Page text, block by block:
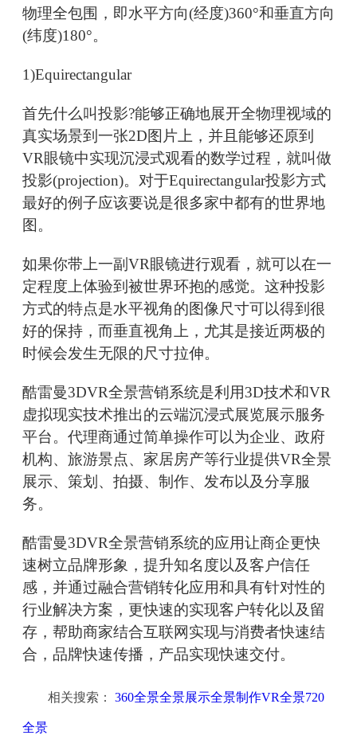
物理全包围，即水平方向(经度)360°和垂直方向
(纬度)180°。
1)Equirectangular
首先什么叫投影?能够正确地展开全物理视域的
真实场景到一张2D图片上，并且能够还原到
VR眼镜中实现沉浸式观看的数学过程，就叫做
投影(projection)。对于Equirectangular投影方式
最好的例子应该要说是很多家中都有的世界地
图。
如果你带上一副VR眼镜进行观看，就可以在一
定程度上体验到被世界环抱的感觉。这种投影
方式的特点是水平视角的图像尺寸可以得到很
好的保持，而垂直视角上，尤其是接近两极的
时候会发生无限的尺寸拉伸。
酷雷曼3DVR全景营销系统是利用3D技术和VR
虚拟现实技术推出的云端沉浸式展览展示服务
平台。代理商通过简单操作可以为企业、政府
机构、旅游景点、家居房产等行业提供VR全景
展示、策划、拍摄、制作、发布以及分享服
务。
酷雷曼3DVR全景营销系统的应用让商企更快
速树立品牌形象，提升知名度以及客户信任
感，并通过融合营销转化应用和具有针对性的
行业解决方案，更快速的实现客户转化以及留
存，帮助商家结合互联网实现与消费者快速结
合，品牌快速传播，产品实现快速交付。
相关搜索： 360全景全景展示全景制作VR全景720
全景